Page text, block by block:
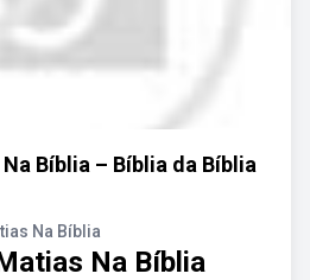
Bíblia – Bíblia da Bíblia
Na Bíblia
Na Bíblia